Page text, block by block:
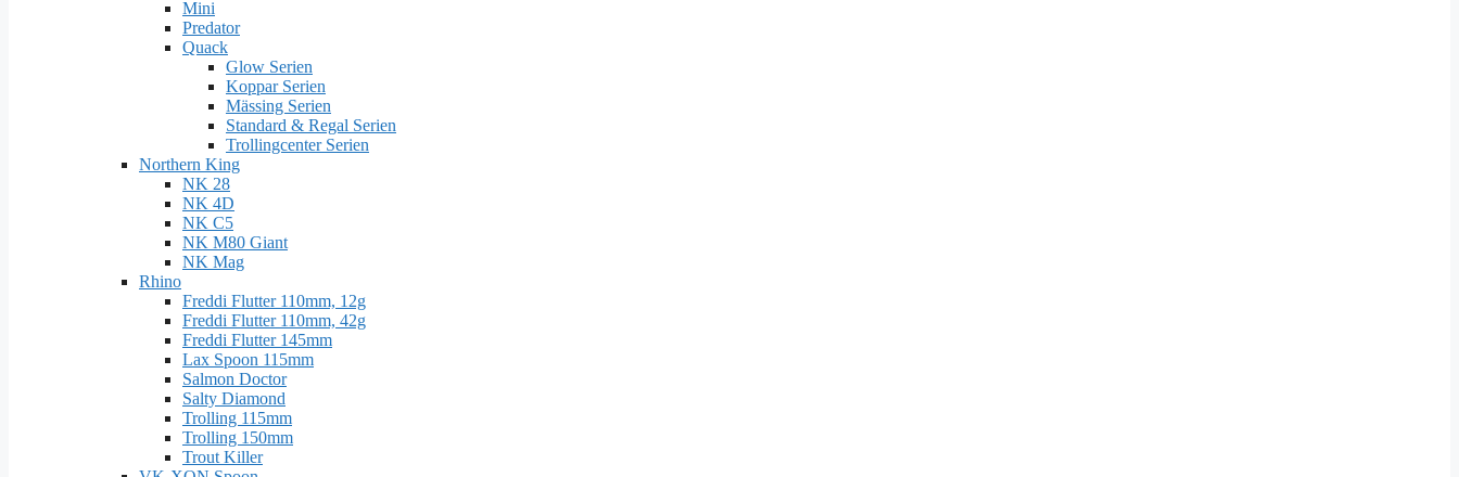
Mini
Predator
Quack
Glow Serien
Koppar Serien
Mässing Serien
Standard & Regal Serien
Trollingcenter Serien
Northern King
NK 28
NK 4D
NK C5
NK M80 Giant
NK Mag
Rhino
Freddi Flutter 110mm, 12g
Freddi Flutter 110mm, 42g
Freddi Flutter 145mm
Lax Spoon 115mm
Salmon Doctor
Salty Diamond
Trolling 115mm
Trolling 150mm
Trout Killer